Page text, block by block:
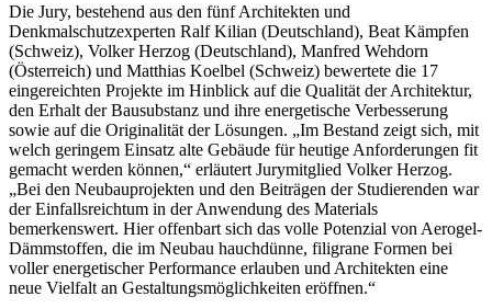
Die Jury, bestehend aus den fünf Architekten und
Denkmalschutzexperten Ralf Kilian (Deutschland), Beat Kämpfen
(Schweiz), Volker Herzog (Deutschland), Manfred Wehdorn
(Österreich) und Matthias Koelbel (Schweiz) bewertete die 17
eingereichten Projekte im Hinblick auf die Qualität der Architektur,
den Erhalt der Bausubstanz und ihre energetische Verbesserung
sowie auf die Originalität der Lösungen. „Im Bestand zeigt sich, mit
welch geringem Einsatz alte Gebäude für heutige Anforderungen fit
gemacht werden können,“ erläutert Jurymitglied Volker Herzog.
„Bei den Neubauprojekten und den Beiträgen der Studierenden war
der Einfallsreichtum in der Anwendung des Materials
bemerkenswert. Hier offenbart sich das volle Potenzial von Aerogel-
Dämmstoffen, die im Neubau hauchdünne, filigrane Formen bei
voller energetischer Performance erlauben und Architekten eine
neue Vielfalt an Gestaltungsmöglichkeiten eröffnen.“